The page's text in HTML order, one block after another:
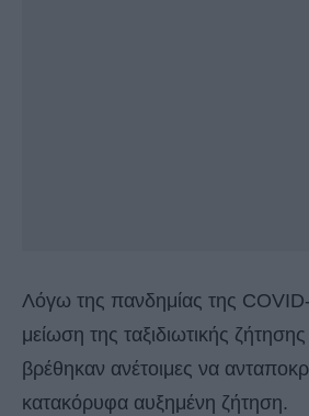
Λόγω της πανδημίας της
μείωση της ταξιδιωτικής ζήτησης
βρέθηκαν ανέτοιμες να
κατακόρυφα αυξημένη ζήτηση.